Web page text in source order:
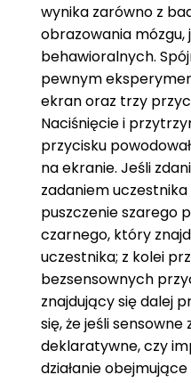
wynika zarówno z
obrazowania mózgu,
behawioralnych.
pewnym
ekran oraz trzy
Naciśnięcie i
przycisku
na ekranie. Jeśli
zadaniem
puszczenie szarego
czarnego, który
uczestnika; z kolei
bezsensownych
znajdujący się dalej
się, że jeśli
deklaratywne, czy
działanie